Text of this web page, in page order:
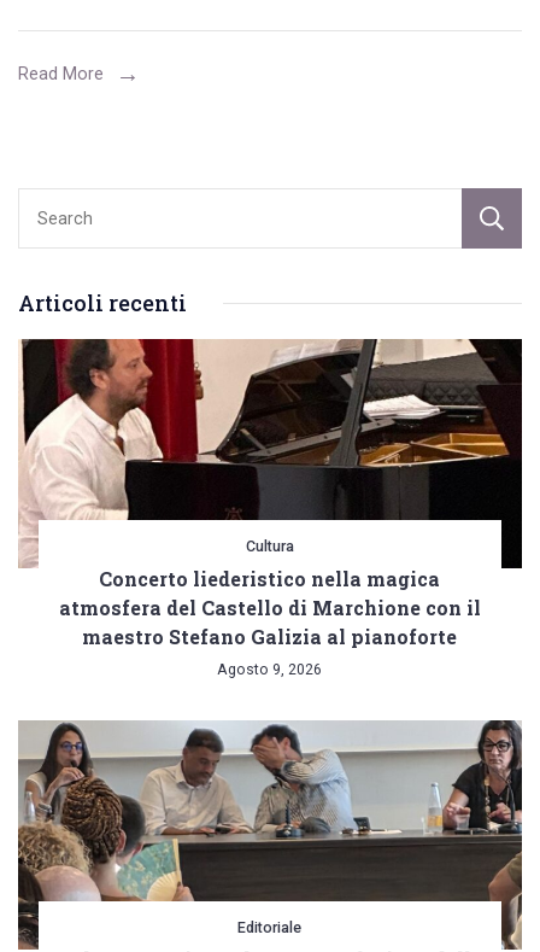
per
Fonte
Percorso
immersivo
in
Cattedrale
Read More
Articoli recenti
Cultura
Concerto liederistico nella magica
atmosfera del Castello di Marchione con il
maestro Stefano Galizia al pianoforte
Agosto 9, 2026
Editoriale